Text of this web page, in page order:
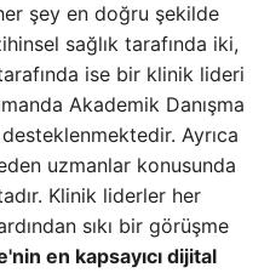
şey en doğru şekilde
sağlık tarafında iki,
ise bir klinik lideri
Akademik Danışma
Ayrıca
uzmanlar konusunda
Klinik liderler her
sıkı bir görüşme
en kapsayıcı dijital